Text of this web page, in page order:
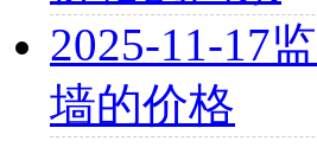
2025-11-17
墙的价格